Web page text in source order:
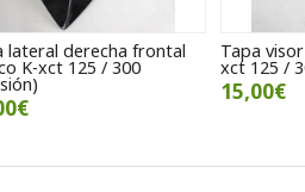
lateral derecha frontal
K-xct 125 / 300
Tapa
xct 125 /
15,00€